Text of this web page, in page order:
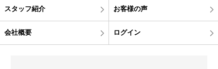
スタッフ紹介 お客様の声
会社概要 ログイン